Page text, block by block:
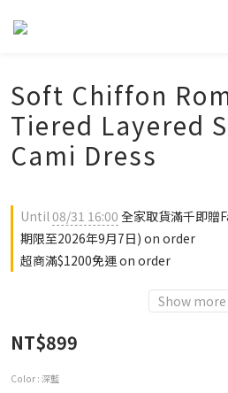
Soft Chiffon
Tiered Layered
Cami Dress
Until08/31 16:00 全家取貨滿千即贈
期限至2026年9月7日) on order
超商滿$1200免運 on order
Show more
NT$899
Color : 深藍